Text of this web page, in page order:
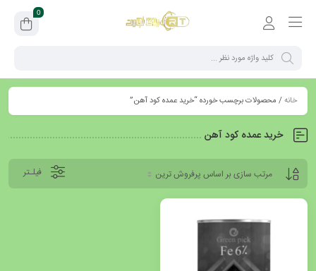
0
خانه/ محصولات برچسب خورده “خرید عمده کود آهن”
خرید عمده کود آهن
فیلـتر